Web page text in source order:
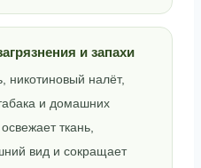
и запахи
никотиновый налёт,
и домашних
ткань,
вид и сокращает